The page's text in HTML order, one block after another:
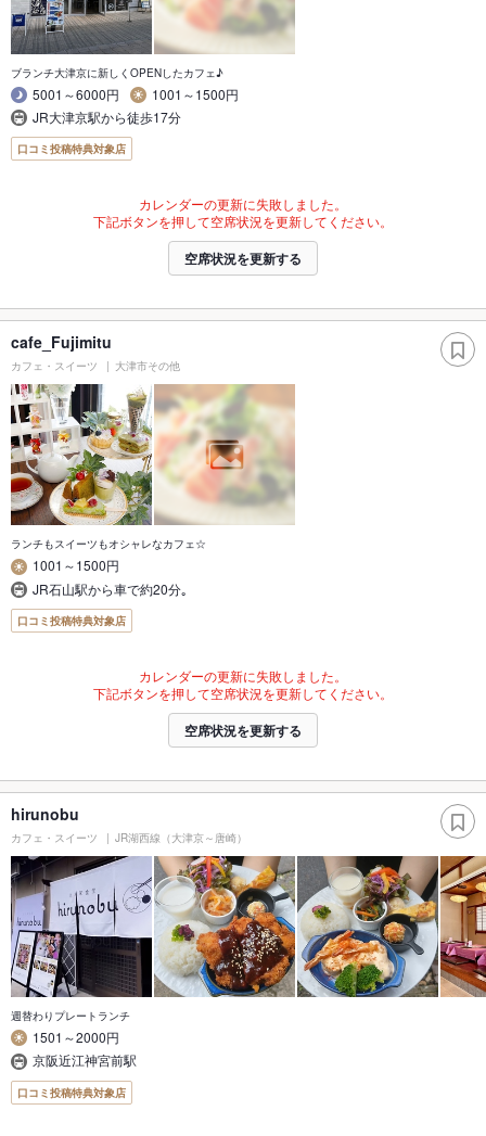
ブランチ大津京に新しくOPENしたカフェ♪
5001～6000円
1001～1500円
JR大津京駅から徒歩17分
口コミ投稿特典対象店
カレンダーの更新に失敗しました。
下記ボタンを押して空席状況を更新してください。
空席状況を更新する
cafe_Fujimitu
カフェ・スイーツ 大津市その他
ランチもスイーツもオシャレなカフェ☆
1001～1500円
JR石山駅から車で約20分｡
口コミ投稿特典対象店
カレンダーの更新に失敗しました。
下記ボタンを押して空席状況を更新してください。
空席状況を更新する
hirunobu
カフェ・スイーツ JR湖西線（大津京～唐崎）
週替わりプレートランチ
1501～2000円
京阪近江神宮前駅
口コミ投稿特典対象店